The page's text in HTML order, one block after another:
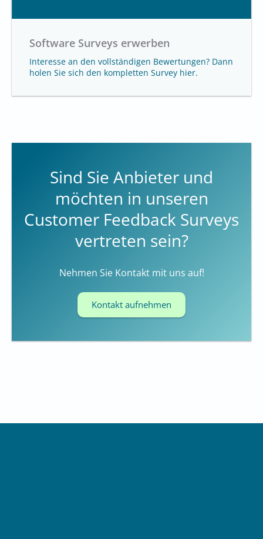
Software Surveys erwerben
Interesse an den vollständigen Bewertungen? Dann
holen Sie sich den kompletten Survey hier.
Sind Sie Anbieter und
möchten in unseren
Customer Feedback Surveys
vertreten sein?
Nehmen Sie Kontakt mit uns auf!
Kontakt aufnehmen